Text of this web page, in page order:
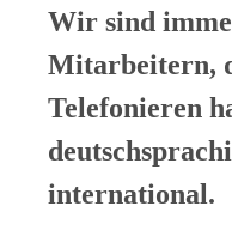
Wir sind
Mitarbeitern,
Telefonieren
international.